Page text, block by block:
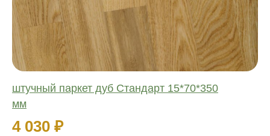
штучный паркет дуб Стандарт 15*70*350
мм
4 030 ₽
Ширина:
Толщина: